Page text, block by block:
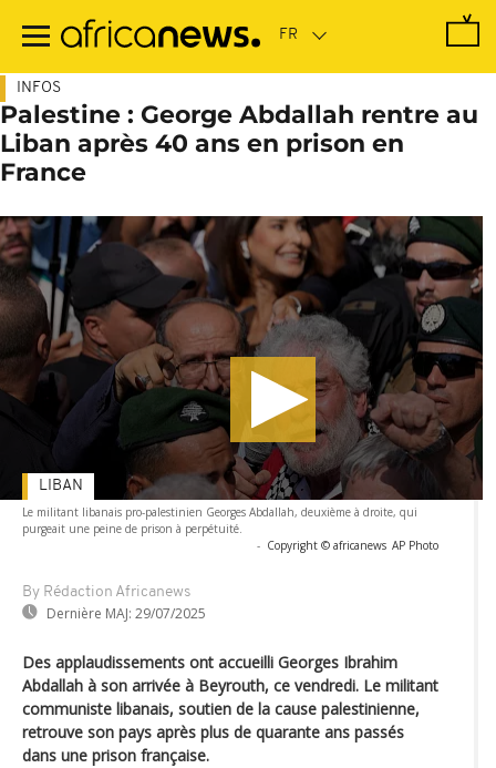
contenu
INFOS
Palestine : George Abdallah rentre au
Liban après 40 ans en prison en
France
Le militant libanais pro-palestinien Georges Abdallah, deuxième à droite, qui
purgeait une peine de prison à perpétuité.
- Copyright © africanews AP Photo
By Rédaction Africanews
Dernière MAJ: 29/07/2025
LIBAN
Des applaudissements ont accueilli Georges Ibrahim
Abdallah à son arrivée à Beyrouth, ce vendredi. Le militant
communiste libanais, soutien de la cause palestinienne,
retrouve son pays après plus de quarante ans passés
dans une prison française.